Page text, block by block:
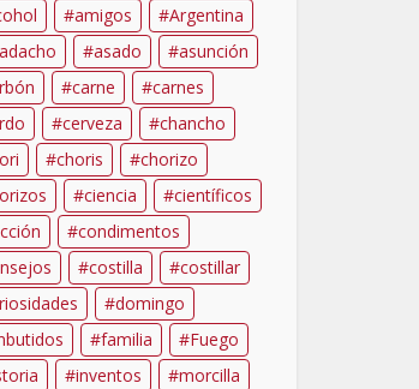
amigos
Argentina
asado
asunción
carne
carnes
cerveza
chancho
choris
chorizo
ciencia
científicos
condimentos
costilla
costillar
domingo
familia
Fuego
inventos
morcilla